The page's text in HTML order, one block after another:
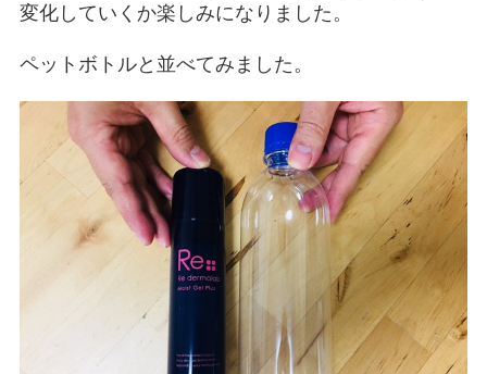
変化していくか楽しみになりました。
ペットボトルと並べてみました。